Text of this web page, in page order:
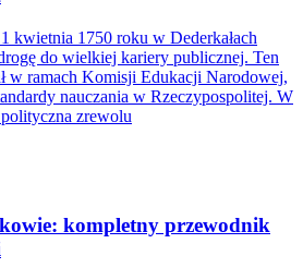
kwietnia 1750 roku w Dederkałach
do wielkiej kariery publicznej. Ten
w ramach Komisji Edukacji Narodowej,
nauczania w Rzeczypospolitej. W
zrewolu
kompletny przewodnik